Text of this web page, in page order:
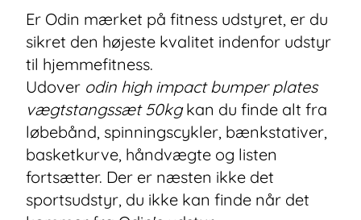
Er Odin mærket på fitness udstyret, er du
sikret den højeste kvalitet indenfor udstyr
til hjemmefitness.
Udover odin high impact bumper plates
vægtstangssæt 50kgkan du finde alt fra
løbebånd, spinningscykler, bænkstativer,
basketkurve, håndvægte og listen
fortsætter. Der er næsten ikke det
sportsudstyr, du ikke kan finde når det